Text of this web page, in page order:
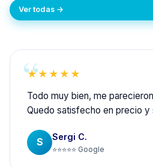
Ver todas →
★★★★★
Todo muy bien, me
Quedo satisfecho en precio y
S Sergi C.
⭐⭐⭐⭐⭐ Google